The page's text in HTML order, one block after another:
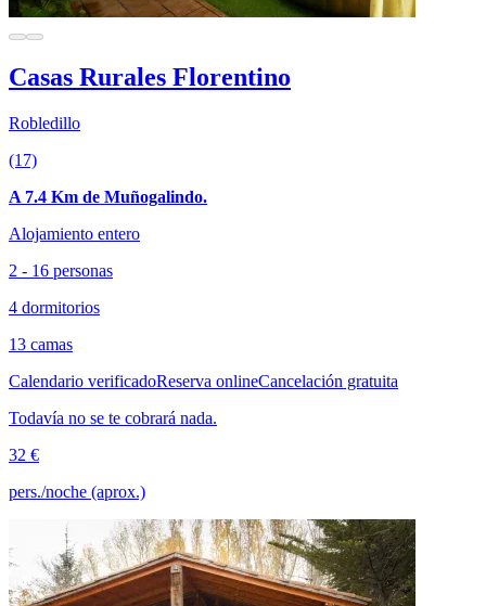
Casas Rurales Florentino
Robledillo
(17)
A 7.4 Km de Muñogalindo.
Alojamiento entero
2 - 16 personas
4 dormitorios
13 camas
Calendario verificadoReserva onlineCancelación gratuita
Todavía no se te cobrará nada.
32 €
pers./noche (aprox.)